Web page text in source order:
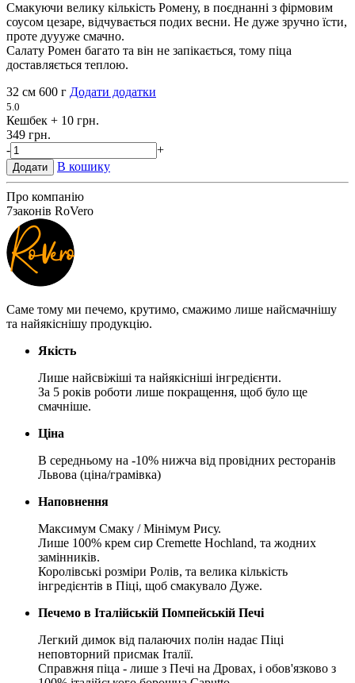
Смакуючи велику кількість Ромену, в поєднанні з фірмовим
соусом цезаре, відчувається подих весни. Не дуже зручно їсти,
проте дуууже смачно.
Салату Ромен багато та він не запікається, тому піца
доставляється теплою.
32 см 600 г Додати додатки
5.0
Кешбек + 10 грн.
349 грн.
-
+
Додати В кошику
Про компанію
7законів RoVero
Саме тому ми печемо, крутимо, смажимо лише найсмачнішу
та найякіснішу продукцію.
Якість
Лише найсвіжіші та найякісніші інгредієнти.
За 5 років роботи лише покращення, щоб було ще
смачніше.
Ціна
В середньому на -10% нижча від провідних ресторанів
Львова (ціна/грамівка)
Наповнення
Максимум Смаку / Мінімум Рису.
Лише 100% крем сир Cremette Hochland, та жодних
замінників.
Королівські розміри Ролів, та велика кількість
інгредієнтів в Піці, щоб смакувало Дуже.
Печемо в Італійській Помпейській Печі
Легкий димок від палаючих полін надає Піці
неповторний присмак Італії.
Справжня піца - лише з Печі на Дровах, і обов'язково з